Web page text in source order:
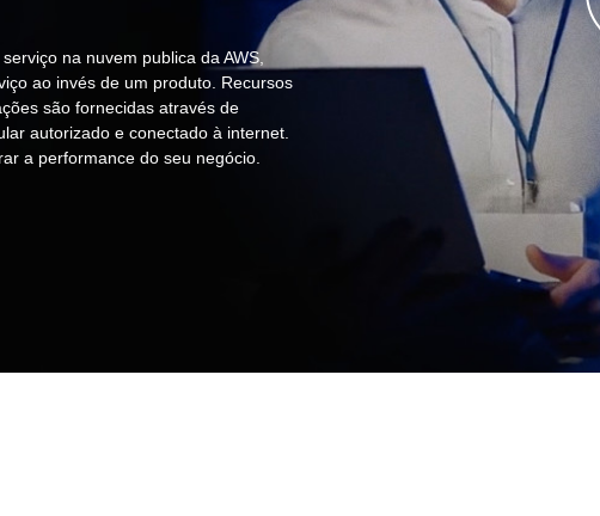
na nuvem publica da AWS,
ao invés de um produto. Recursos
são fornecidas através de
autorizado e conectado à internet.
a performance do seu negócio.